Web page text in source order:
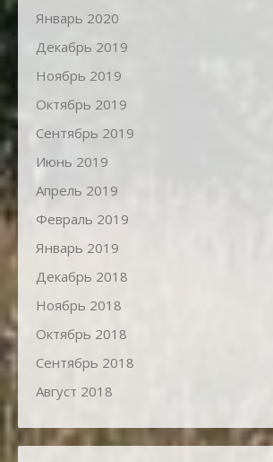
Январь 2020
Декабрь 2019
Ноябрь 2019
Октябрь 2019
Сентябрь 2019
Июнь 2019
Апрель 2019
Февраль 2019
Январь 2019
Декабрь 2018
Ноябрь 2018
Октябрь 2018
Сентябрь 2018
Август 2018